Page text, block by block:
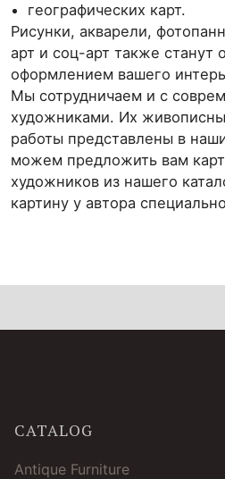
географических карт.
Рисунки, акварели,
арт и соц-арт также станут
оформлением вашего
Мы сотрудничаем и с
художниками. Их
работы представлены в
можем предложить вам
художников из нашего
картину у автора
CATALOG
Antique Furniture